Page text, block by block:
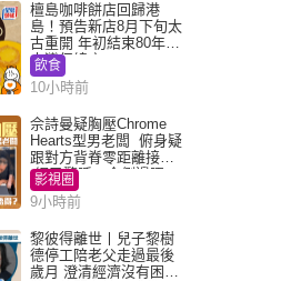
檀島咖啡餅店回歸港
島！預告新店8月下旬太
古重開 年初結束80年歷
史灣仔總店
飲食
10小時前
佘詩曼疑胸壓Chrome
Hearts型男老闆 俯身疑
跟對方背脊零距離接觸
網民驚呼：企側邊唔
得？
影視圈
9小時前
黎彼得離世丨兒子黎樹
德停工陪老父走過最後
歲月 澄清經濟沒有困